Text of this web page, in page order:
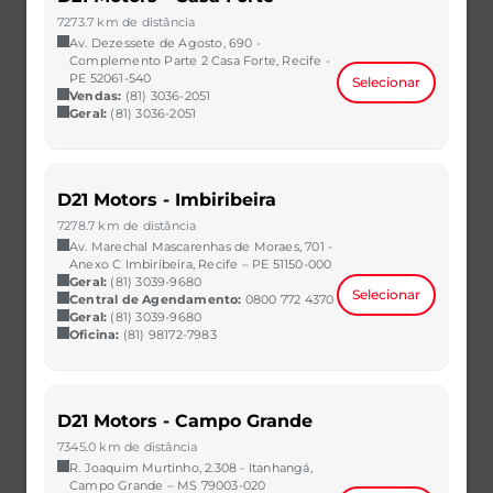
R$ 60.990,00
CAOA Chery | D21 - São Bernardo do Campo
R$ 61.990,00
7273.7 km de distância
Av. Dezessete de Agosto, 690 -
Complemento Parte 2 Casa Forte, Recife -
PE 52061-540
Vendas: (81) 3036-2051
Geral: (81) 3036-2051
Selecionar
D21 Motors - Imbiribeira
7278.7 km de distância
Av. Marechal Mascarenhas de Moraes, 701 -
Anexo C Imbiribeira, Recife – PE 51150-000
Geral: (81) 3039-9680
Central de Agendamento: 0800 772 4370
Geral: (81) 3039-9680
Oficina: (81) 98172-7983
Selecionar
D21 Motors - Campo Grande
7345.0 km de distância
R. Joaquim Murtinho, 2.308 - Itanhangá,
Campo Grande – MS 79003-020